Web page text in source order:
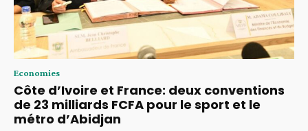
Economies
Côte d’Ivoire et France: deux conventions
de 23 milliards FCFA pour le sport et le
métro d’Abidjan